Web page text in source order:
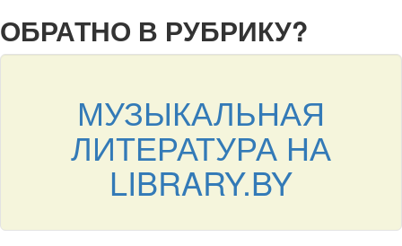
ОБРАТНО В РУБРИКУ?
МУЗЫКАЛЬНАЯ
ЛИТЕРАТУРА НА
LIBRARY.BY